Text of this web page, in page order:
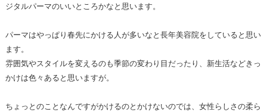
ジタルパーマのいいところかなと思います。
パーマはやっぱり春先にかける人が多いなと長年美容院をしていると思い
ます。
雰囲気やスタイルを変えるのも季節の変わり目だったり、新生活などきっ
かけは色々あると思いますが。
ちょっとのことなんですがかけるのとかけないのでは、女性らしさの柔ら